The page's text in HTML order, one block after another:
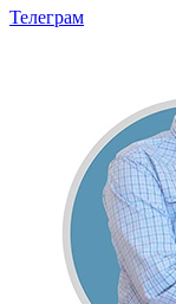
Телеграм